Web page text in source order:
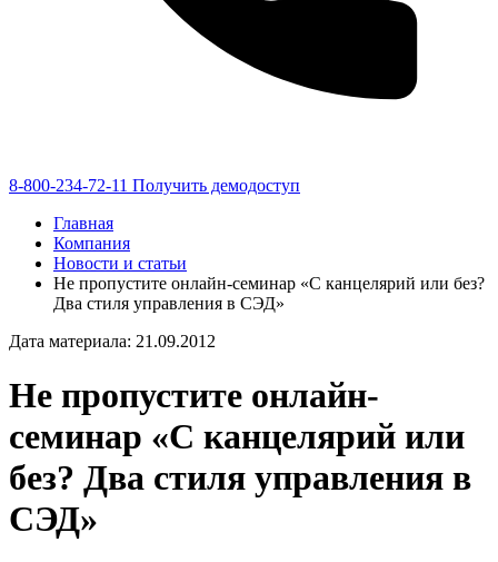
8-800-234-72-11 Получить демодоступ
Главная
Компания
Новости и статьи
Не пропустите онлайн-семинар «С канцелярий или без?
Два стиля управления в СЭД»
Дата материала: 21.09.2012
Не пропустите онлайн-
семинар «С канцелярий или
без? Два стиля управления в
СЭД»